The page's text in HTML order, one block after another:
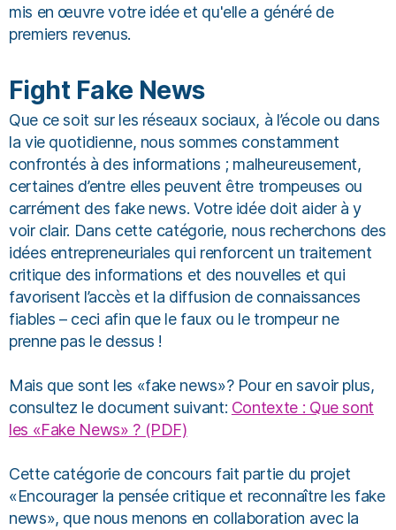
mis en œuvre votre idée et qu'elle a généré de
premiers revenus.
Fight Fake News
Que ce soit sur les réseaux sociaux, à l’école ou dans
la vie quotidienne, nous sommes constamment
confrontés à des informations ; malheureusement,
certaines d’entre elles peuvent être trompeuses ou
carrément des fake news. Votre idée doit aider à y
voir clair. Dans cette catégorie, nous recherchons des
idées entrepreneuriales qui renforcent un traitement
critique des informations et des nouvelles et qui
favorisent l’accès et la diffusion de connaissances
fiables – ceci afin que le faux ou le trompeur ne
prenne pas le dessus !
Mais que sont les «fake news»? Pour en savoir plus,
consultez le document suivant: Contexte : Que sont
les «Fake News» ? (PDF)
Cette catégorie de concours fait partie du projet
«Encourager la pensée critique et reconnaître les fake
news», que nous menons en collaboration avec la